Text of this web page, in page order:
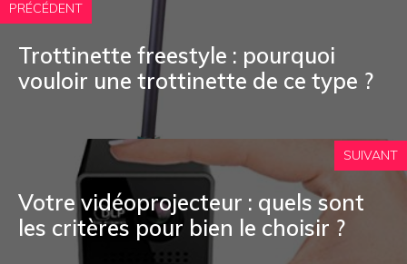
PRÉCÉDENT
Trottinette freestyle : pourquoi
vouloir une trottinette de ce type ?
SUIVANT
Votre vidéoprojecteur : quels sont
les critères pour bien le choisir ?